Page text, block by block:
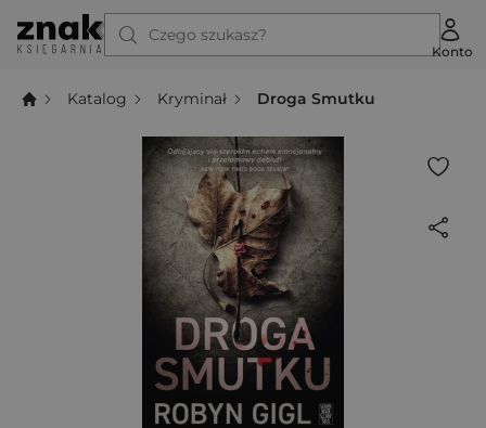
Czego szukasz?
Konto
Katalog Kryminał Droga Smutku